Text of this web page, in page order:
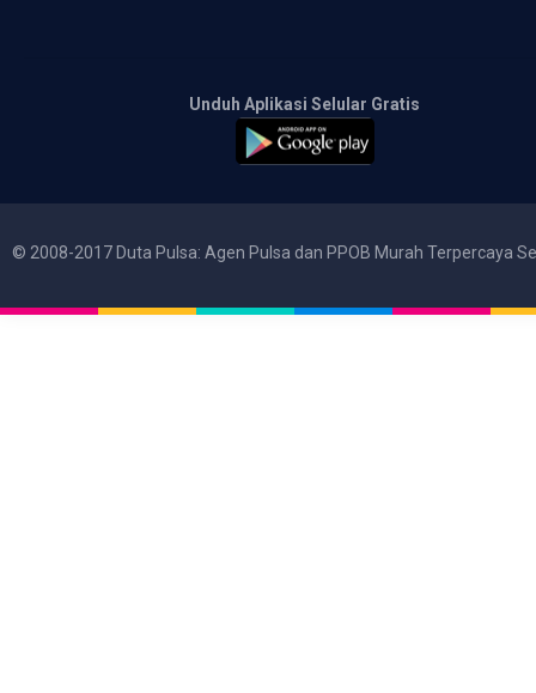
Unduh Aplikasi Selular Gratis
© 2008-2017 Duta Pulsa: Agen Pulsa dan PPOB Murah Terpercaya